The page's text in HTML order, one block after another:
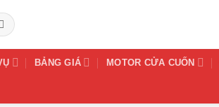
BẢNG GIÁ MOTOR CỬA CUỐN